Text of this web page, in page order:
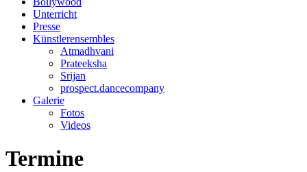
Unterricht
Presse
Künstlerensembles
Atmadhvani
Prateeksha
Srijan
prospect.dancecompany
Galerie
Fotos
Videos
Termine